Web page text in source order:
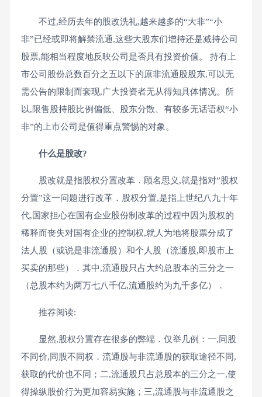
不过,经历去年的股改洗礼,越来越多的“大非”“小
非”已经或即将解禁流通,这些大股东们增持还是减持公司
股票,能相当程度地反映公司是否具有投资价值。 持有上
市公司股份总数百分之五以下的原非流通股股东,可以无
需公告的限制而套现,广大投资者无从得知具体情况。所
以,限售股持股比例偏低、股东分散、有较多无话语权“小
非”的上市公司是值得重点警惕的对象。
什么是股改?
股改就是指股权分置改革．顾名思义,就是指对”股权
分置”这一问题进行改革．股权分置,是指上世纪八九十年
代,国家担心在国有企业股份制改革的过程中因为股权的
稀释而丧失对国有企业的控制权,就人为地将股票分成了
法人股（或说是非流通股）和个人股（流通股,即股市上
买卖的那些）．其中,流通股只占大约总股本的三分之一
（总股本约为两万七八千亿,流通股约为九千多亿）．
推荐阅读:
显然,股权分置存在很多的弊端．仅举几例：一,同股
不同价,同股不同权．流通股与非流通股的获取途径不同,
获取的代价也不同；二,流通股只占总股本的三分之一,使
得操纵股价行为更加容易实施；三,流通股与非流通股之